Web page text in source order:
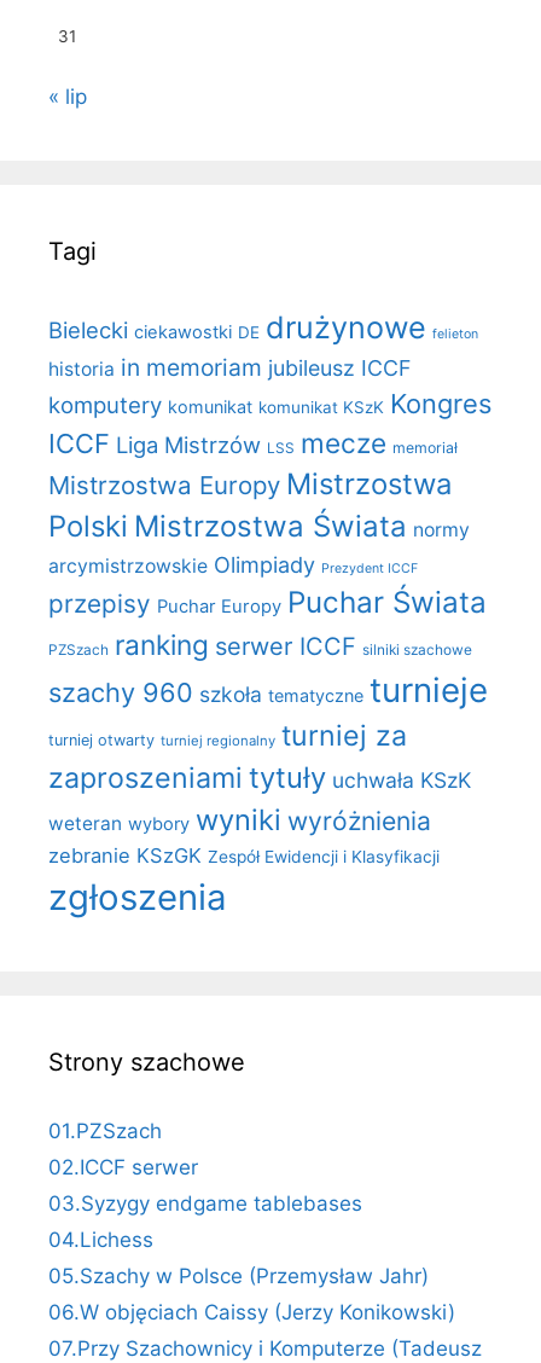
31
« lip
Tagi
Bielecki ciekawostki DE drużynowe felieton
historia in memoriam jubileusz ICCF
komputery komunikat komunikat KSzK Kongres
ICCF Liga Mistrzów LSS mecze memoriał
Mistrzostwa Europy Mistrzostwa
Polski Mistrzostwa Świata normy
arcymistrzowskie Olimpiady Prezydent ICCF
przepisy Puchar Europy Puchar Świata
PZSzach ranking serwer ICCF silniki szachowe
szachy 960 szkoła tematyczne turnieje
turniej otwarty turniej regionalny turniej za
zaproszeniami tytuły uchwała KSzK
weteran wybory wyniki wyróżnienia
zebranie KSzGK Zespół Ewidencji i Klasyfikacji
zgłoszenia
Strony szachowe
01.PZSzach
02.ICCF serwer
03.Syzygy endgame tablebases
04.Lichess
05.Szachy w Polsce (Przemysław Jahr)
06.W objęciach Caissy (Jerzy Konikowski)
07.Przy Szachownicy i Komputerze (Tadeusz